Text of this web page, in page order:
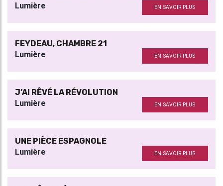
Lumière EN SAVOIR PLUS
FEYDEAU, CHAMBRE 21
Lumière EN SAVOIR PLUS
J’AI RÊVÉ LA RÉVOLUTION
Lumière EN SAVOIR PLUS
UNE PIÈCE ESPAGNOLE
Lumière EN SAVOIR PLUS